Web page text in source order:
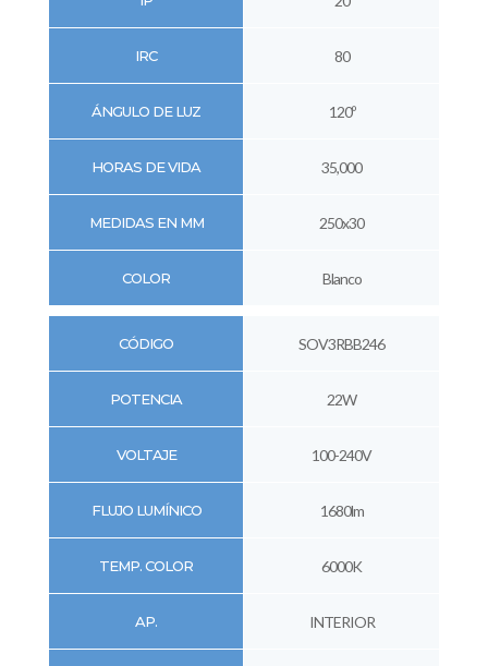
IRC
ÁNGULO DE LUZ
HORAS DE VIDA
MEDIDAS EN MM
COLOR
80
120º
35,000
250x30
Blanco
CÓDIGO
POTENCIA
VOLTAJE
FLUJO LUMÍNICO
TEMP. COLOR
AP.
SOV3RBB246
22W
100-240V
1680lm
6000K
INTERIOR